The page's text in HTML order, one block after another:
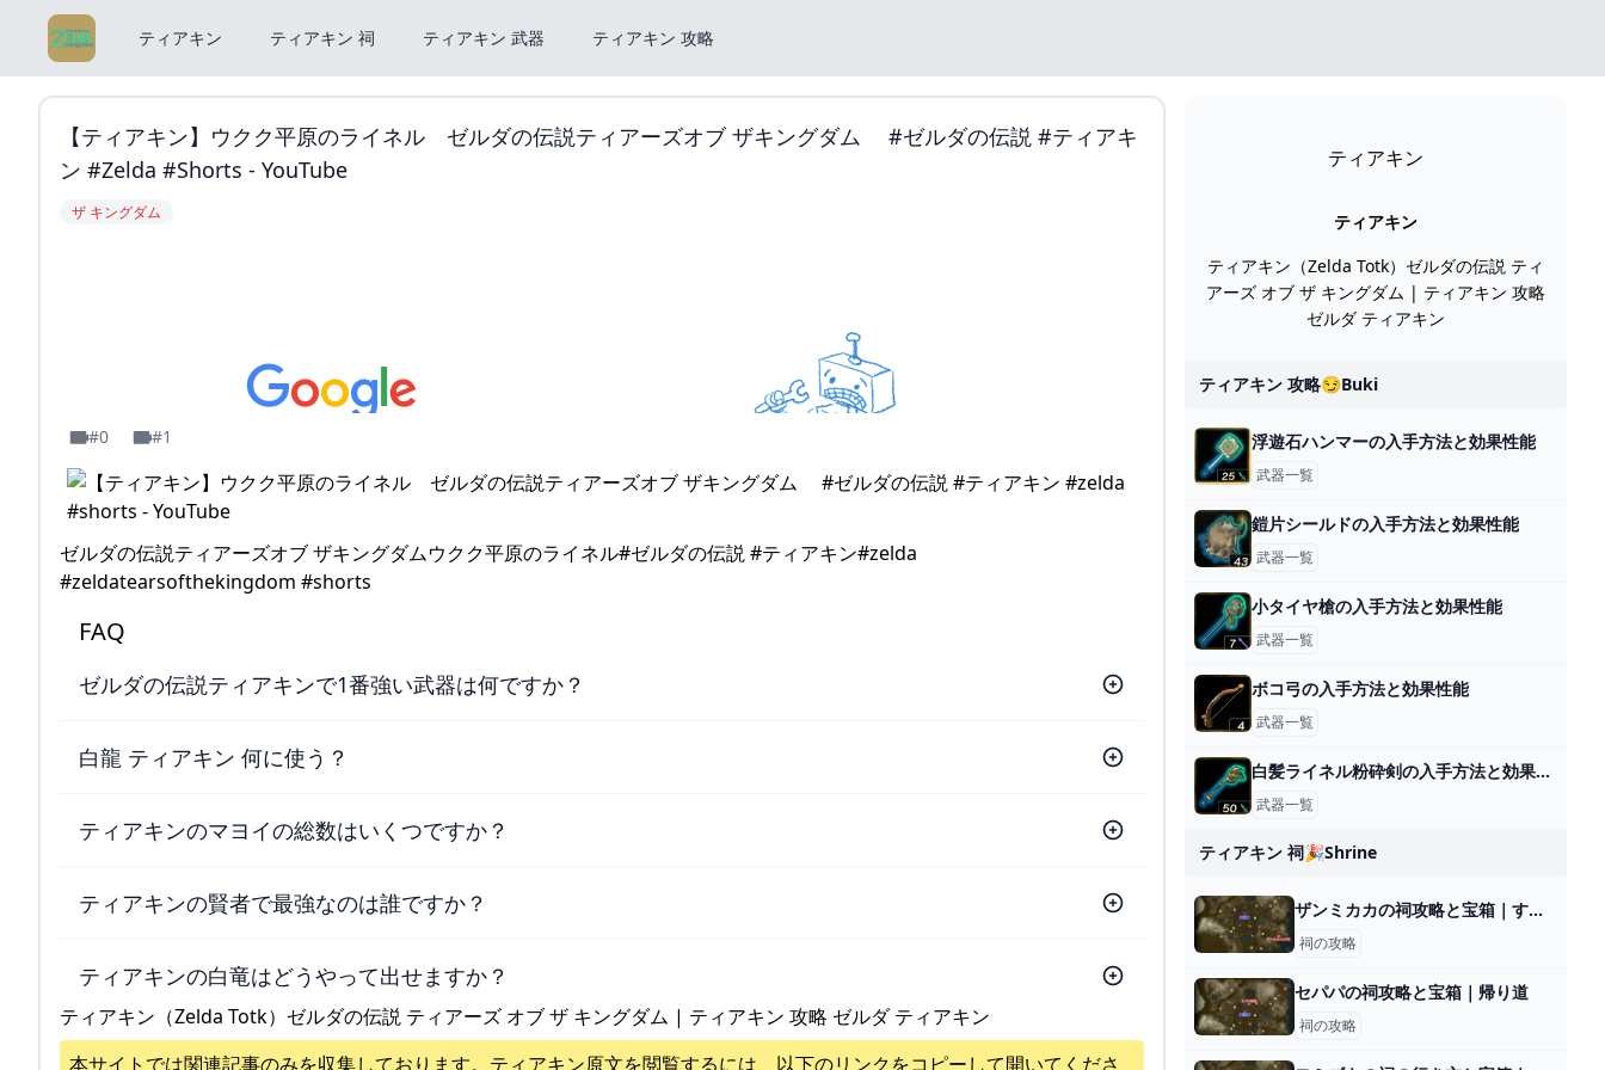
ティアキン ティアキン 祠 ティアキン 武器 ティアキン 攻略
【ティアキン】ウクク平原のライネル ゼルダの伝説ティアーズオブ ザキングダム #ゼルダの伝説 #ティアキ
ン #zelda #shorts - YouTube
ザ キングダム
#0 #1
ゼルダの伝説ティアーズオブ ザキングダムウクク平原のライネル#ゼルダの伝説 #ティアキン#zelda
#zeldatearsofthekingdom #shorts
FAQ
ゼルダの伝説ティアキンで1番強い武器は何ですか？
白龍 ティアキン 何に使う？
ティアキンのマヨイの総数はいくつですか？
ティアキンの賢者で最強なのは誰ですか？
ティアキンの白竜はどうやって出せますか？
ティアキン（Zelda Totk）ゼルダの伝説 ティアーズ オブ ザ キングダム | ティアキン 攻略 ゼルダ ティアキン
本サイトでは関連記事のみを収集しております。 ティアキン原文を閲覧するには、以下のリンクをコピーして開いてくださ
ティアキン
ティアキン
ティアキン（Zelda Totk）ゼルダの伝説 ティ
アーズ オブ ザ キングダム | ティアキン 攻略
ゼルダ ティアキン
ティアキン 攻略😏buki
浮遊石ハンマーの入手方法と効果性能
武器一覧
鎧片シールドの入手方法と効果性能
武器一覧
小タイヤ槍の入手方法と効果性能
武器一覧
ボコ弓の入手方法と効果性能
武器一覧
白髪ライネル粉砕剣の入手方法と効果性能
武器一覧
ティアキン 祠🎉shrine
ザンミカカの祠攻略と宝箱｜すくうかたち
祠の攻略
セパパの祠攻略と宝箱｜帰り道
祠の攻略